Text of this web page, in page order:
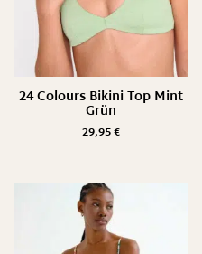
24 Colours Bikini Top Mint
Grün
29,95€